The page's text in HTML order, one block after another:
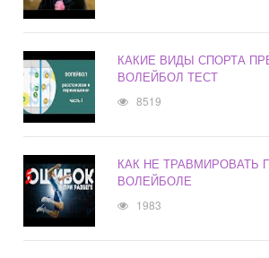
КАКИЕ ВИДЫ СПОРТА
ВОЛЕЙБОЛ ТЕСТ
8519
КАК НЕ ТРАВМИРОВАТЬ
ВОЛЕЙБОЛЕ
1983